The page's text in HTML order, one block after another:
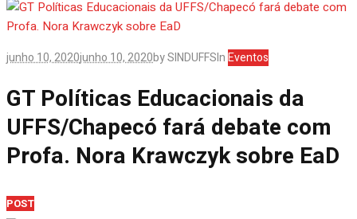
junho 10, 2020junho 10, 2020bySINDUFFSInEventos
GT Políticas Educacionais da
UFFS/Chapecó fará debate com
Profa. Nora Krawczyk sobre EaD
POST